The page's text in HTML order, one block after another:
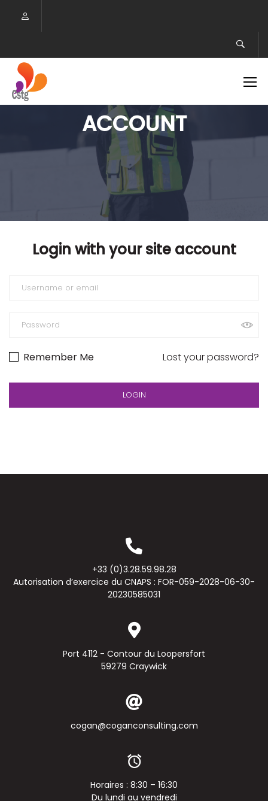
ACCOUNT
Login with your site account
Lost your password?
Remember Me
+33 (0)3.28.59.98.28
Autorisation d’exercice du CNAPS : FOR-059-2028-06-30-
20230585031
Port 4112 - Contour du Loopersfort
59279 Craywick
cogan@coganconsulting.com
Horaires : 8:30 – 16:30
Du lundi au vendredi